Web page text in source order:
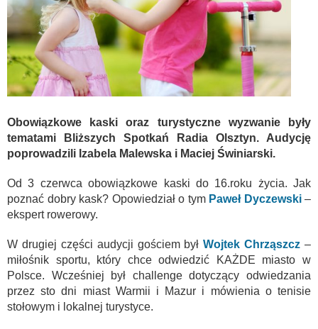
Obowiązkowe kaski oraz turystyczne wyzwanie były
tematami Bliższych Spotkań Radia Olsztyn. Audycję
poprowadzili Izabela Malewska i Maciej Świniarski.
Od 3 czerwca obowiązkowe kaski do 16.roku życia. Jak
poznać dobry kask? Opowiedział o tym Paweł Dyczewski–
ekspert rowerowy.
W drugiej części audycji gościem byłWojtek Chrząszcz –
miłośnik sportu, który chce odwiedzić KAŻDE miasto w
Polsce. Wcześniej był challenge dotyczący odwiedzania
przez sto dni miast Warmii i Mazur i mówienia o tenisie
stołowym i lokalnej turystyce.